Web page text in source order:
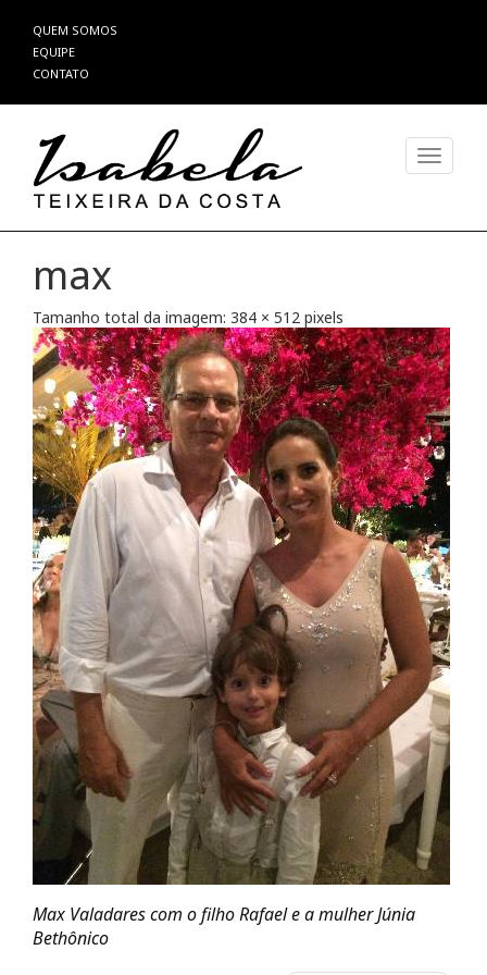
Pular
para
o
QUEM SOMOS
EQUIPE
CONTATO
max
Tamanho total da imagem: 384 × 512 pixels
Max Valadares com o filho Rafael e a mulher Júnia
Bethônico